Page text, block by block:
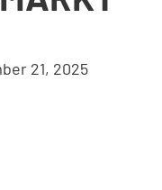
21, 2025